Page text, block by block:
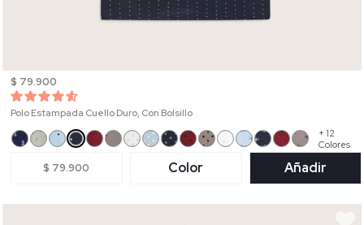
$ 79.900
Polo Estampada Cuello Duro, Con Bolsillo
+ 12
Colores
$ 79.900 Color Añadir